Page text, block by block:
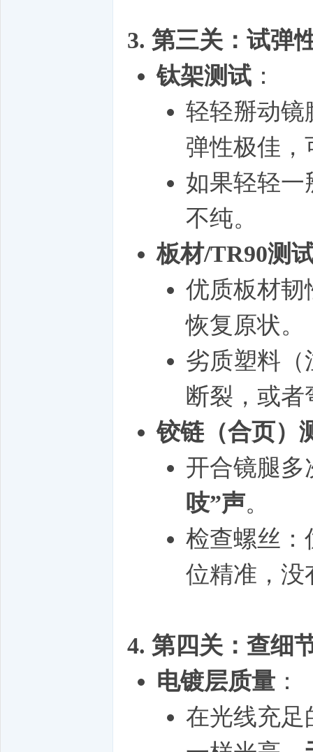
3. 第三关：试弹
钛架测试 ：
轻轻掰动镜
弹性极佳，
如果轻轻一
不纯。
板材/TR90测
优质板材韧
恢复原状。
劣质塑料（
断裂，或
铰链（合页）
开合镜腿多
吱”声。
检查螺丝：
位精准，没
4. 第四关：查细
电镀层质量 ：
在光线充足